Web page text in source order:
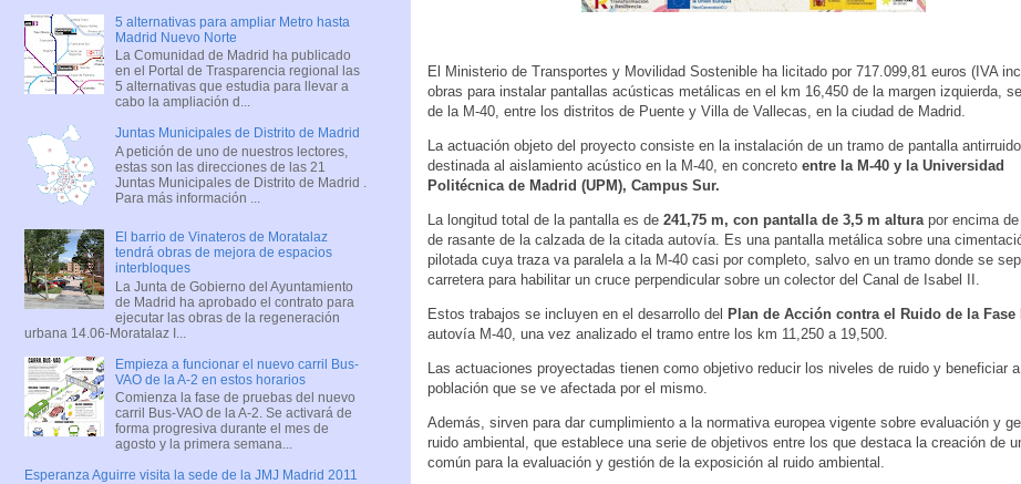
El Ministerio de Transportes y Movilidad Sostenible ha licitado por 717.099,81 euros (IVA
obras para instalar pantallas acústicas metálicas en el km 16,450 de la margen izquierda,
de la M-40, entre los distritos de Puente y Villa de Vallecas, en la ciudad de Madrid.
La actuación objeto del proyecto consiste en la instalación de un tramo de pantalla antirruido
destinada al aislamiento acústico en la M-40, en concreto entre la M-40 y la Universidad
Politécnica de Madrid (UPM), Campus Sur.
La longitud total de la pantalla es de 241,75 m, con pantalla de 3,5 m altura por encima
de rasante de la calzada de la citada autovía. Es una pantalla metálica sobre una
pilotada cuya traza va paralela a la M-40 casi por completo, salvo en un tramo donde se
carretera para habilitar un cruce perpendicular sobre un colector del Canal de Isabel II.
Estos trabajos se incluyen en el desarrollo del Plan de Acción contra el Ruido de la Fase II
autovía M-40, una vez analizado el tramo entre los km 11,250 a 19,500.
Las actuaciones proyectadas tienen como objetivo reducir los niveles de ruido y beneficiar
población que se ve afectada por el mismo.
Además, sirven para dar cumplimiento a la normativa europea vigente sobre evaluación y
ruido ambiental, que establece una serie de objetivos entre los que destaca la creación de
común para la evaluación y gestión de la exposición al ruido ambiental.
5 alternativas para ampliar Metro hasta
Madrid Nuevo Norte
La Comunidad de Madrid ha publicado
en el Portal de Trasparencia regional las
5 alternativas que estudia para llevar a
cabo la ampliación d...
Juntas Municipales de Distrito de Madrid
A petición de uno de nuestros lectores,
estas son las direcciones de las 21
Juntas Municipales de Distrito de Madrid .
Para más información ...
El barrio de Vinateros de Moratalaz
tendrá obras de mejora de espacios
interbloques
La Junta de Gobierno del Ayuntamiento
de Madrid ha aprobado el contrato para
ejecutar las obras de la regeneración
urbana 14.06-Moratalaz I...
Empieza a funcionar el nuevo carril Bus-
VAO de la A-2 en estos horarios
Comienza la fase de pruebas del nuevo
carril Bus-VAO de la A-2. Se activará de
forma progresiva durante el mes de
agosto y la primera semana...
Esperanza Aguirre visita la sede de la JMJ Madrid 2011